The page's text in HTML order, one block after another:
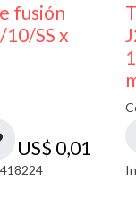
fusión
SS x
US$ 0,01